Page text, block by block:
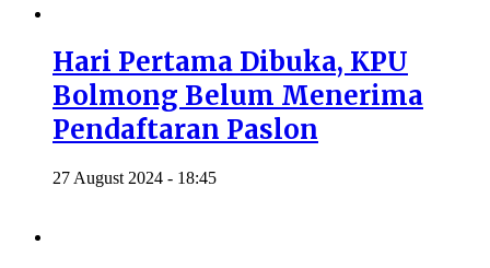
Hari Pertama Dibuka, KPU
Bolmong Belum Menerima
Pendaftaran Paslon
27 August 2024 - 18:45